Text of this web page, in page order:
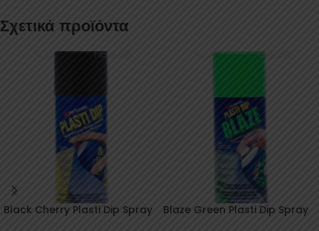
Σχετικά προϊόντα
Black Cherry Plasti Dip Spray Blaze Green Plasti Dip Spray